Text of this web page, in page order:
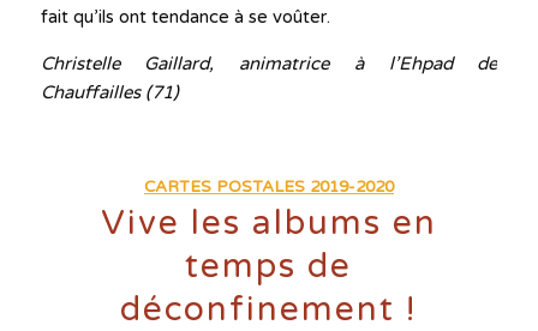
fait qu’ils ont tendance à se voûter.
Christelle Gaillard, animatrice à l’Ehpad de
Chauffailles (71)
CARTES POSTALES 2019-2020
Vive les albums en
temps de
déconfinement !